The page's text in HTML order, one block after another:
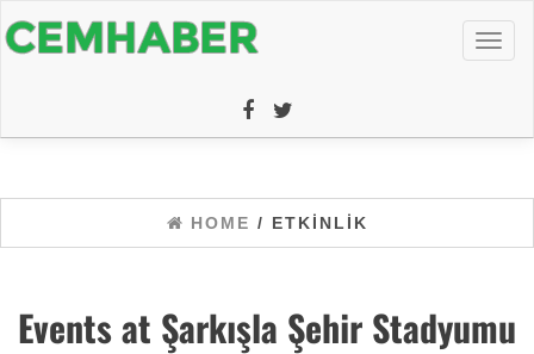
HOME / ETKINLIK
Events at Şarkışla Şehir Stadyumu